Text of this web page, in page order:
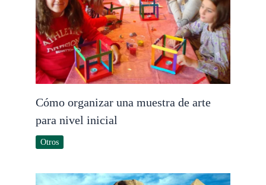
Cómo organizar una muestra de arte
para nivel inicial
Otros